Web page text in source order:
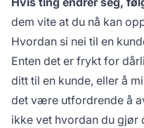
dem vite at du nå kan
Hvordan si nei til en
Enten det er frykt for
ditt til en kunde, eller å
det være utfordrende å
ikke vet hvordan du gjør